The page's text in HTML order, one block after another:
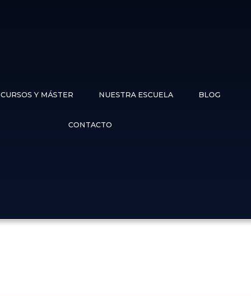
CURSOS Y MÁSTER NUESTRA ESCUELA BLOG
CONTACTO
Marta Parada